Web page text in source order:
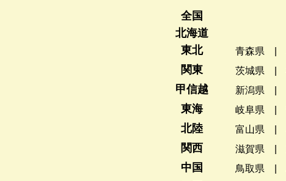
全国
北海道
東北
青森県
関東 茨城県
甲信越 新潟県
東海 岐阜県
北陸 富山県
関西 滋賀県
中国 鳥取県